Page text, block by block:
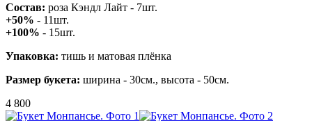
Состав: роза Кэндл Лайт - 7шт.
+50% - 11шт.
+100% - 15шт.
Упаковка: тишь и матовая плёнка
Размер букета: ширина - 30см., высота - 50см.
4 800